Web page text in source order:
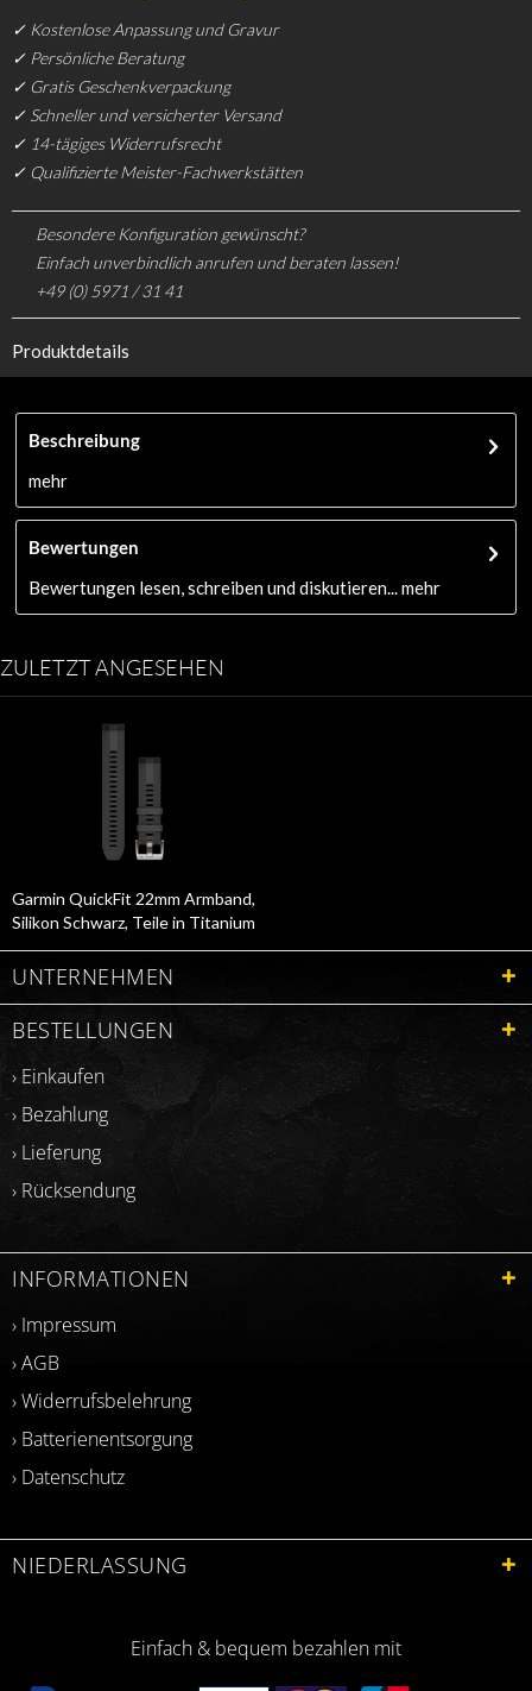
✓ Kostenlose Anpassung und Gravur
✓ Persönliche Beratung
✓ Gratis Geschenkverpackung
✓ Schneller und versicherter Versand
✓ 14-tägiges Widerrufsrecht
✓ Qualifizierte Meister-Fachwerkstätten
Besondere Konfiguration gewünscht?
Einfach unverbindlich anrufen und beraten lassen!
+49 (0) 5971 / 31 41
Produktdetails
Beschreibung
mehr
Bewertungen
Bewertungen lesen, schreiben und diskutieren...
mehr
ZULETZT ANGESEHEN
Garmin QuickFit 22mm Armband,
Silikon Schwarz, Teile in Titanium
010-13225-00
UNTERNEHMEN
BESTELLUNGEN
› Einkaufen
› Bezahlung
› Lieferung
› Rücksendung
INFORMATIONEN
› Impressum
› AGB
› Widerrufsbelehrung
› Batterienentsorgung
› Datenschutz
NIEDERLASSUNG
Einfach & bequem bezahlen mit